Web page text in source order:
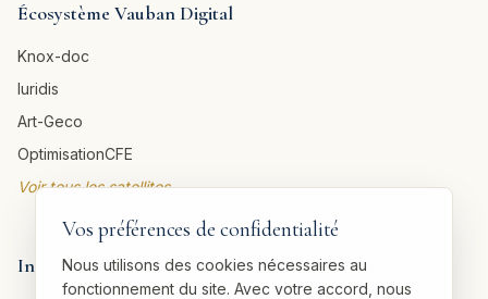
Écosystème Vauban Digital
Knox-doc
Iuridis
Art-Geco
OptimisationCFE
Voir tous les satellites →
Informations légales
Vos préférences de confidentialité
Nous utilisons des cookies nécessaires au
fonctionnement du site. Avec votre accord, nous